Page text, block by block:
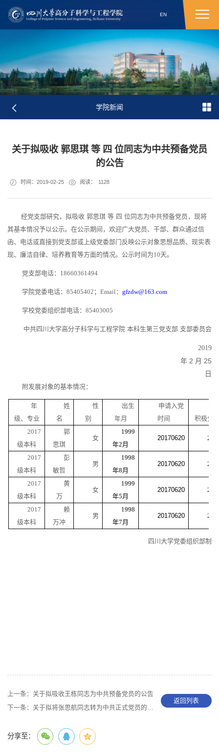
EN
学院新闻
关于拟吸收 郭思琪 等 四 位同志为中共预备党员
的公告
时间：2019-02-25 阅读： 1128
经党支部研究，拟吸收 郭思琪 等 四 位同志为中共预备党员，现将
其基本情况予以公示。在公示期间，欢迎广大党员、干部、群众通过信
函、电话或直接到党支部或上级党委部门反映公示对象思想品质、现实表
现、廉洁自律、培养教育等方面的情况。公示时间为10天。
党支部电话： 18660361494
学院党委电话：85405402 ；Email ：gfzdw@163.com
学校党委组织部电话：85403005
中共四川大学高分子科学与工程学院 本科生第三党支部 支部委员会
2019
年 2 月 25
日
附发展对象的基本情况：
年
级、专业
姓
名
性
别
出生
年月
申请入党
时间
列
积极分
2017
级本科
郭
思琪
女
1999
年2月
20170620
2017
级本科
彭
敏哲
男
1998
年8月
20170620
2017
级本科
黄
万
女
1999
年5月
20170620
2017
级本科
赖
万冲
男
1998
年7月
20170620
四川大学党委组织部制
上一条： 关于拟吸收王栋同志为中共预备党员的公告
下一条： 关于拟将张思航同志转为中共正式党员的公告
返回列表
分享至：